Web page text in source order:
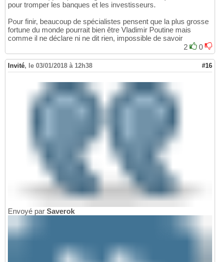
pour tromper les banques et les investisseurs.
Pour finir, beaucoup de spécialistes pensent que la plus grosse
fortune du monde pourrait bien être Vladimir Poutine mais
comme il ne déclare ni ne dit rien, impossible de savoir
2
0
Invité, le 03/01/2018 à 12h38 #16
Envoyé par Saverok